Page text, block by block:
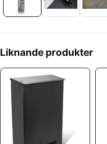
Liknande produkter